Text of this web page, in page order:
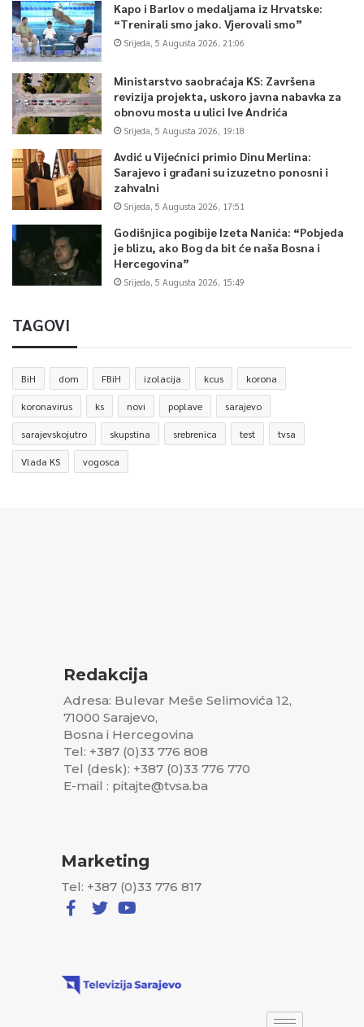
Kapo i Barlov o medaljama iz Hrvatske:
“Trenirali smo jako. Vjerovali smo”
Srijeda, 5 Augusta 2026, 21:06
Ministarstvo saobraćaja KS: Završena
revizija projekta, uskoro javna nabavka za
obnovu mosta u ulici Ive Andrića
Srijeda, 5 Augusta 2026, 19:18
Avdić u Vijećnici primio Dinu Merlina:
Sarajevo i građani su izuzetno ponosni i
zahvalni
Srijeda, 5 Augusta 2026, 17:51
Godišnjica pogibije Izeta Nanića: “Pobjeda
je blizu, ako Bog da bit će naša Bosna i
Hercegovina”
Srijeda, 5 Augusta 2026, 15:49
TAGOVI
BiH dom FBiH izolacija kcus korona
koronavirus ks novi poplave sarajevo
sarajevskojutro skupstina srebrenica test tvsa
Vlada KS vogosca
Redakcija
Adresa: Bulevar Meše Selimovića 12,
71000 Sarajevo,
Bosna i Hercegovina
Tel: +387 (0)33 776 808
Tel (desk): +387 (0)33 776 770
E-mail : pitajte@tvsa.ba
Marketing
Tel: +387 (0)33 776 817